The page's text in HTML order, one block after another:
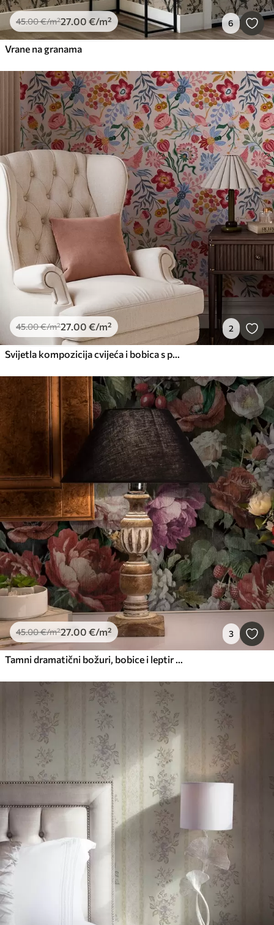
45.00€/m²27.00 €/m² 6
Vrane na granama
45.00€/m²27.00 €/m² 2
Svijetla kompozicija cvijeća i bobica s papigama
45.00€/m²27.00 €/m² 3
Tamni dramatični božuri, bobice i leptir na crnoj podlozi